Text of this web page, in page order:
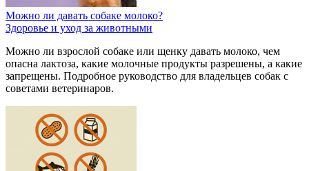
Можно ли давать собаке молоко?
Здоровье и уход за животными
Можно ли взрослой собаке или щенку давать молоко, чем
опасна лактоза, какие молочные продукты разрешены, а какие
запрещены. Подробное руководство для владельцев собак с
советами ветеринаров.